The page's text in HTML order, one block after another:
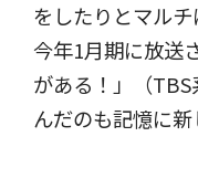
をしたりとマルチ
今年1月期に放送
がある！」（
んだのも記憶に新